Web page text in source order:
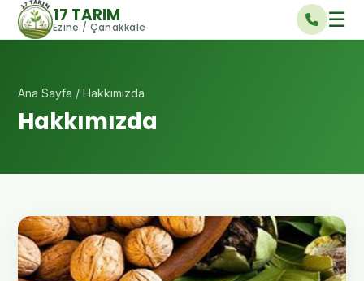
17 TARIM
Ezine / Çanakkale ☰
Ana Sayfa / Hakkımızda
Hakkımızda